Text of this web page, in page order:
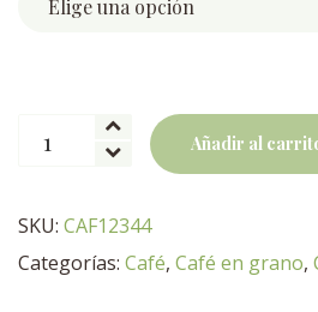
Dulce
Añadir al
SKU: CAF12344
Categorías: Café, Café en grano,